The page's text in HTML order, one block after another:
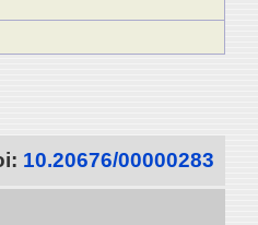
10.20676/00000283